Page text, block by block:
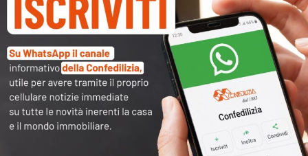
RS-160508-GazzettaReggio-